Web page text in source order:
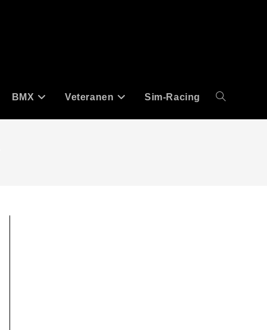
BMX Veteranen Sim-Racing Website-